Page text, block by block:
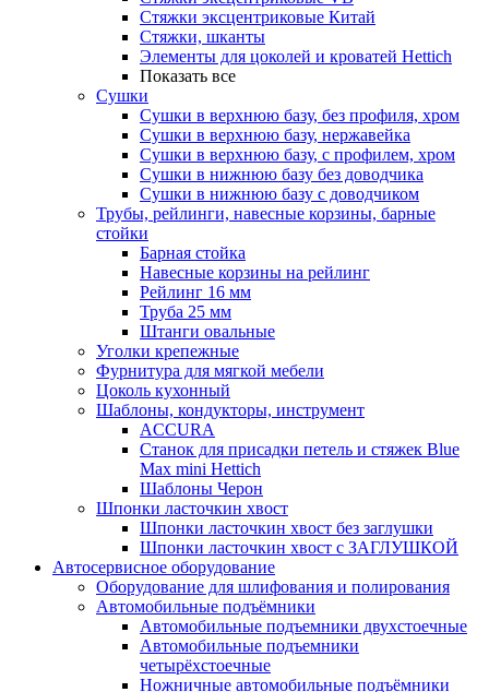
Стяжки эксцентриковые Китай
Стяжки, шканты
Элементы для цоколей и кроватей Hettich
Показать все
Сушки
Сушки в верхнюю базу, без профиля, хром
Сушки в верхнюю базу, нержавейка
Сушки в верхнюю базу, с профилем, хром
Сушки в нижнюю базу без доводчика
Сушки в нижнюю базу с доводчиком
Трубы, рейлинги, навесные корзины, барные
стойки
Барная стойка
Навесные корзины на рейлинг
Рейлинг 16 мм
Труба 25 мм
Штанги овальные
Уголки крепежные
Фурнитура для мягкой мебели
Цоколь кухонный
Шаблоны, кондукторы, инструмент
ACCURA
Станок для присадки петель и стяжек Blue
Max mini Hettich
Шаблоны Черон
Шпонки ласточкин хвост
Шпонки ласточкин хвост без заглушки
Шпонки ласточкин хвост с ЗАГЛУШКОЙ
Автосервисное оборудование
Оборудование для шлифования и полирования
Автомобильные подъёмники
Автомобильные подъемники двухстоечные
Автомобильные подъемники
четырёхстоечные
Ножничные автомобильные подъёмники